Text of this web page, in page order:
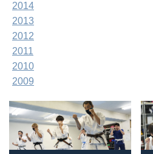
2014
2013
2012
2011
2010
2009